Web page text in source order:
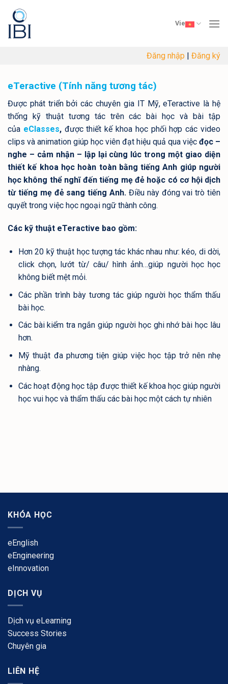
content
Vie
Đăng nhập | Đăng ký
eTeractive (Tính năng tương tác)
Được phát triển bởi các chuyên gia IT Mỹ, eTeractive là hệ
thống kỹ thuật tương tác trên các bài học và bài tập
của eClasses, được thiết kế khoa học phối hợp các video
clips và animation giúp học viên đạt hiệu quả qua việc đọc –
nghe – cảm nhận – lập lại cùng lúc trong một giao diện
thiết kế khoa học hoàn toàn bằng tiếng Anh giúp người
học không thể nghĩ đến tiếng mẹ đẻ hoặc có cơ hội dịch
từ tiếng mẹ đẻ sang tiếng Anh. Điều này đóng vai trò tiên
quyết trong việc học ngoại ngữ thành công.
Các kỹ thuật eTeractive bao gồm:
Hơn 20 kỹ thuật học tượng tác khác nhau như: kéo, di dời,
click chọn, lướt từ/ câu/ hình ảnh…giúp người học học
không biết mệt mỏi.
Các phần trình bày tương tác giúp người học thẩm thấu
bài học.
Các bài kiểm tra ngắn giúp người học ghi nhớ bài học lâu
hơn.
Mỹ thuật đa phương tiện giúp việc học tập trở nên nhẹ
nhàng.
Các hoạt động học tập được thiết kế khoa học giúp người
học vui học và thẩm thấu các bài học một cách tự nhiên
KHÓA HỌC
eEnglish
eEngineering
eInnovation
DỊCH VỤ
​Dịch vụ eLearning
Success Stories
Chuyên gia
LIÊN HỆ